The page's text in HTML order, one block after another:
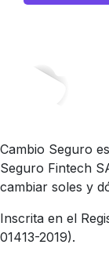
Cambio Seguro
Seguro Fintech
cambiar soles y
Inscrita en el
01413-2019).